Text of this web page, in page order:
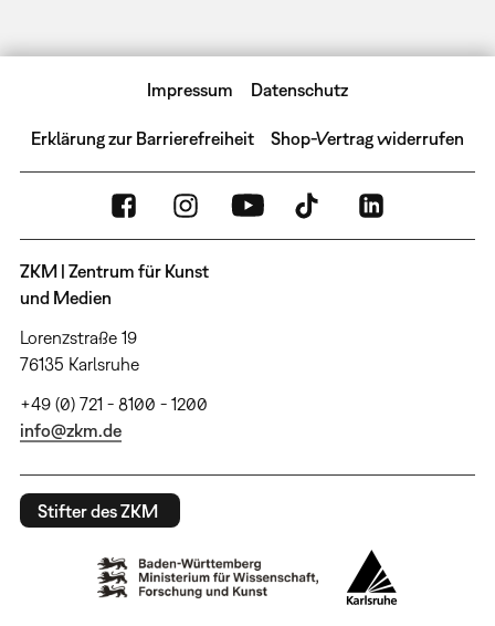
Impressum Datenschutz
Erklärung zur Barrierefreiheit Shop-Vertrag widerrufen
ZKM | Zentrum für Kunst
und Medien
Lorenzstraße 19
76135 Karlsruhe
+49 (0) 721 - 8100 - 1200
info@zkm.de
Stifter des ZKM